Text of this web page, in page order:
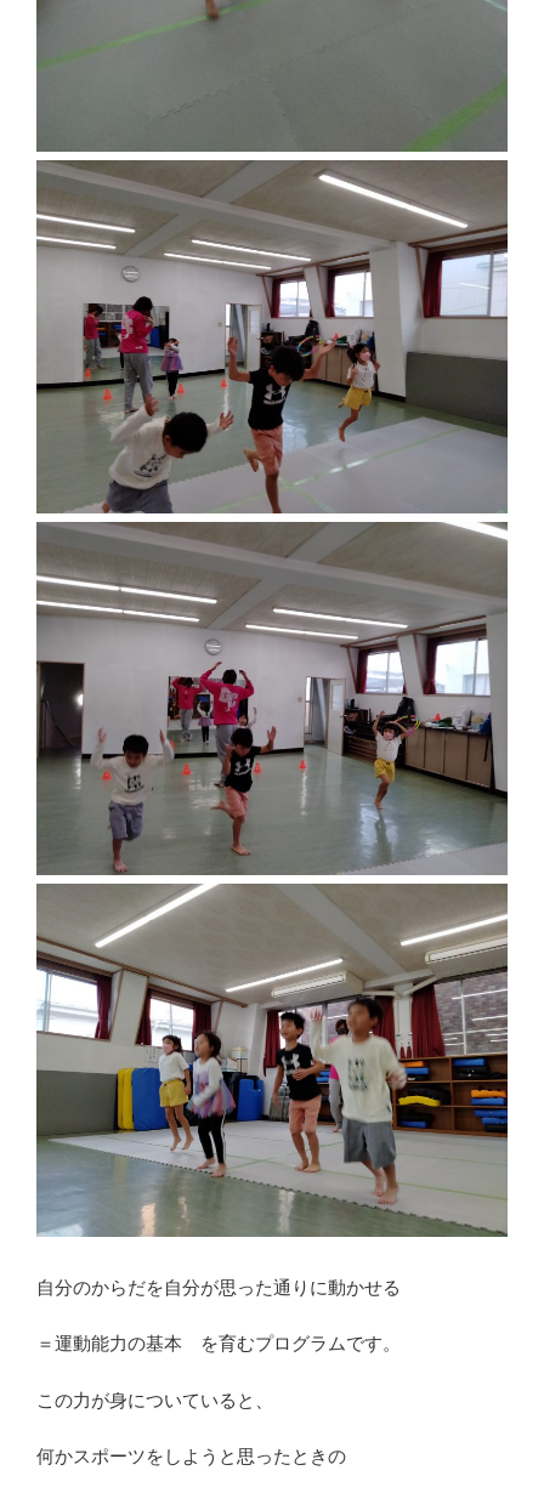
自分のからだを自分が思った通りに動かせる
＝運動能力の基本 を育むプログラムです。
この力が身についていると、
何かスポーツをしようと思ったときの